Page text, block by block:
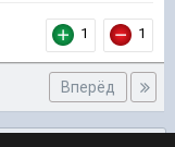
1 1
Вперёд